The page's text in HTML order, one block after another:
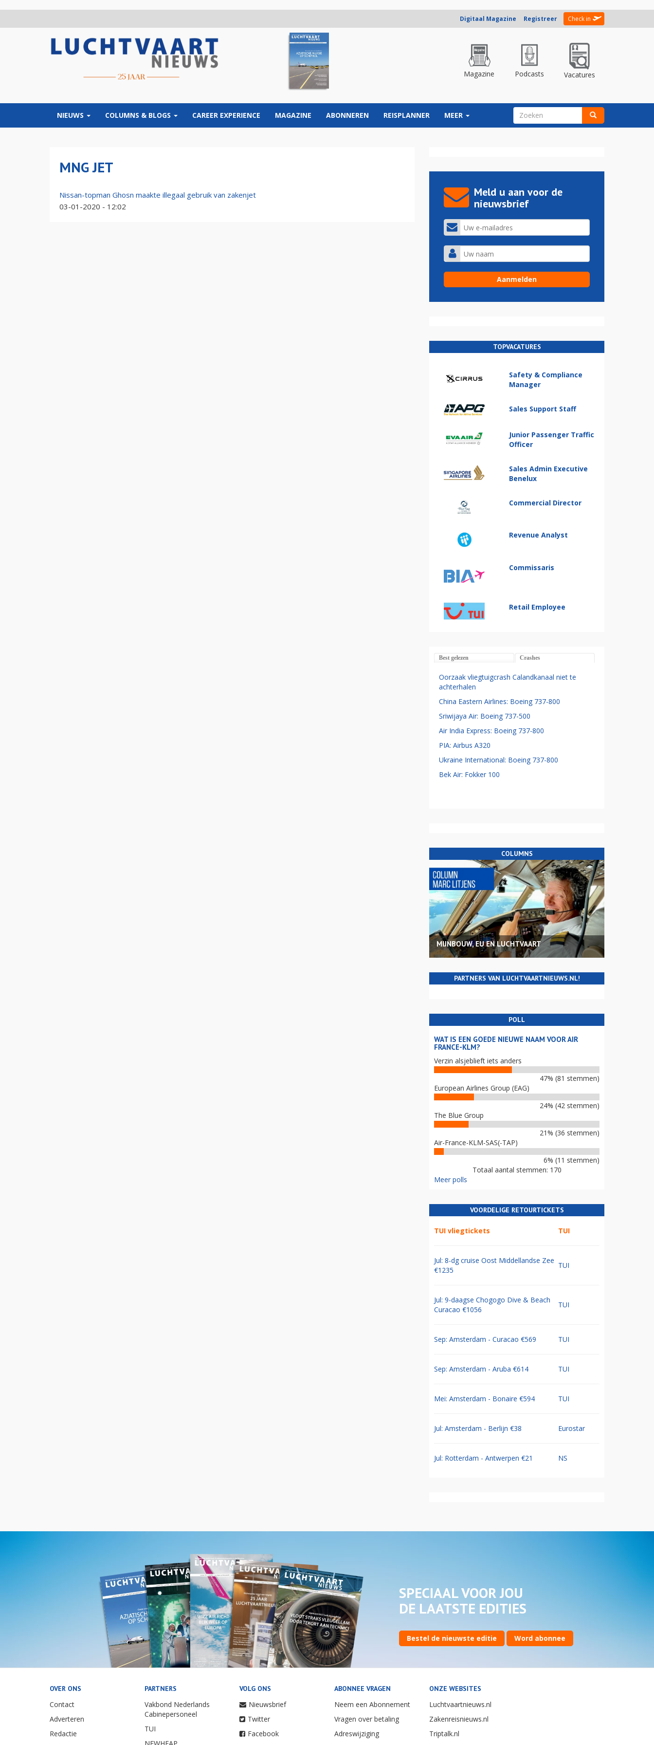
Digitaal Magazine Registreer Check in
Magazine Podcasts Vacatures
NIEUWS COLUMNS & BLOGS CAREER EXPERIENCE MAGAZINE ABONNEREN REISPLANNER MEER ZOEKVELD
MNG JET
Nissan-topman Ghosn maakte illegaal gebruik van zakenjet
03-01-2020 - 12:02
Meld u aan voor de
nieuwsbrief
TOPVACATURES
Safety & Compliance
Manager
Sales Support Staff
Junior Passenger Traffic
Officer
Sales Admin Executive
Benelux
Commercial Director
Revenue Analyst
Commissaris
Retail Employee
Best gelezen Crashes
Oorzaak vliegtuigcrash Calandkanaal niet te
achterhalen
China Eastern Airlines: Boeing 737-800
Sriwijaya Air: Boeing 737-500
Air India Express: Boeing 737-800
PIA: Airbus A320
Ukraine International: Boeing 737-800
Bek Air: Fokker 100
COLUMNS
MIJNBOUW, EU EN LUCHTVAART
PARTNERS VAN LUCHTVAARTNIEUWS.NL!
POLL
WAT IS EEN GOEDE NIEUWE NAAM VOOR AIR
FRANCE-KLM?
Verzin alsjeblieft iets anders
47% (81 stemmen)
European Airlines Group (EAG)
24% (42 stemmen)
The Blue Group
21% (36 stemmen)
Air-France-KLM-SAS(-TAP)
6% (11 stemmen)
Totaal aantal stemmen: 170
Meer polls
VOORDELIGE RETOURTICKETS
TUI vliegtickets TUI
Jul: 8-dg cruise Oost Middellandse Zee
€1235
TUI
Jul: 9-daagse Chogogo Dive & Beach
Curacao €1056
TUI
Sep: Amsterdam - Curacao €569 TUI
Sep: Amsterdam - Aruba €614 TUI
Mei: Amsterdam - Bonaire €594 TUI
Jul: Amsterdam - Berlijn €38 Eurostar
Jul: Rotterdam - Antwerpen €21 NS
SPECIAAL VOOR JOU
DE LAATSTE EDITIES
Bestel de nieuwste editie Word abonnee
OVER ONS
Contact
Adverteren
Redactie
PARTNERS
Vakbond Nederlands
Cabinepersoneel
TUI
NEWHEAP
VOLG ONS
Nieuwsbrief
Twitter
Facebook
ABONNEE VRAGEN
Neem een Abonnement
Vragen over betaling
Adreswijziging
ONZE WEBSITES
Luchtvaartnieuws.nl
Zakenreisnieuws.nl
Triptalk.nl